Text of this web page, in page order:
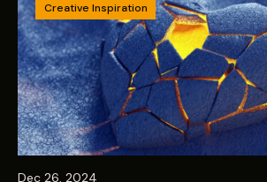
Creative Inspiration
Dec 26, 2024